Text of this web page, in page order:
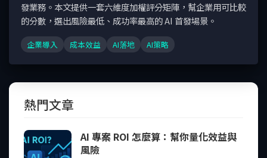
發業務。本文提供一套六維度加權評分矩陣，幫企業用可比較
的分數，選出風險最低、成功率最高的 AI 首發場景。
企業導入 成本效益 AI落地 AI策略
熱門文章
AI 專案 ROI 怎麼算：幫你量化效益與
風險